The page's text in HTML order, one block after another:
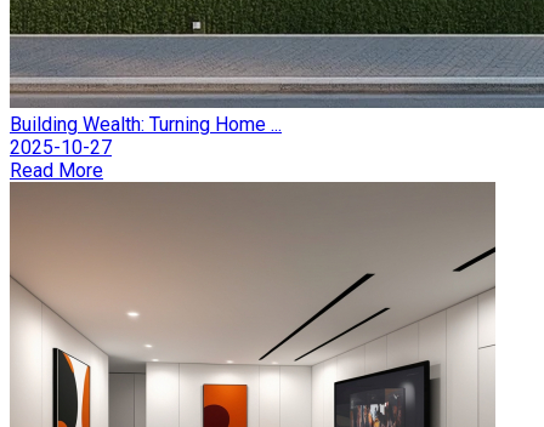
Building Wealth: Turning Home ...
2025-10-27
Read More